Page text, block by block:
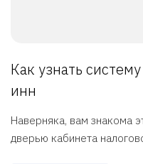
Как узнать
инн
Наверняка, вам знакома
дверью кабинета